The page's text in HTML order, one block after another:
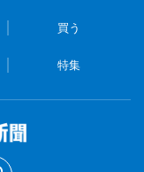
買う
特集